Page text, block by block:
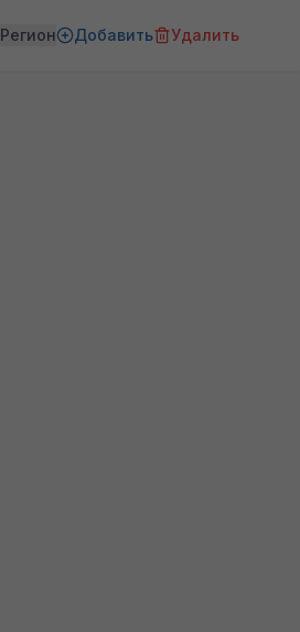
Регион Добавить Удалить